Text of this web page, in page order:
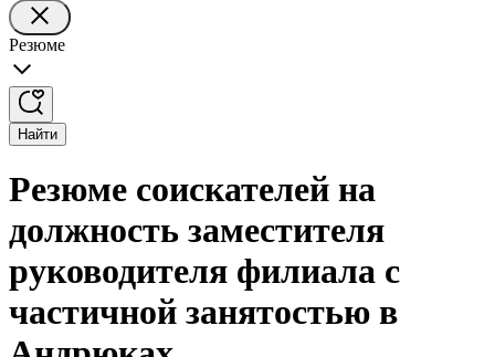
Резюме
Найти
Резюме соискателей на
должность заместителя
руководителя филиала с
частичной занятостью в